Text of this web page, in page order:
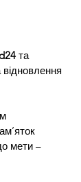
та
відновлення
мети –